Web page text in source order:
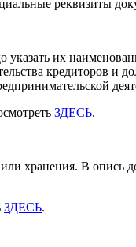
реквизиты
их
кредиторов и
ЗДЕСЬ.
хранения. В
ЗДЕСЬ.